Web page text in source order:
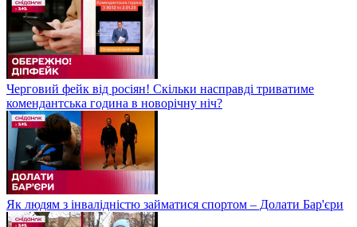
Черговий фейк від росіян! Скільки насправді триватиме
комендантська година в новорічну ніч?
Як людям з інвалідністю займатися спортом – Долати Бар'єри